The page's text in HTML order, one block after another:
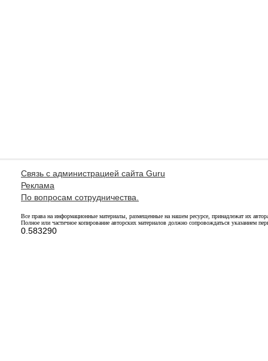
Связь с администрацией сайта Guru
Реклама
По вопросам сотрудничества.
Все права на информационные материалы, размещенные на нашем ресурсе, принадлежат их
Полное или частичное копирование авторских материалов должно сопровождаться указанием
0.583290